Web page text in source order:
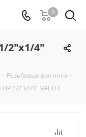
0
2"x1/4"
- Резьбовые фитинги -
1/2"x1/4" VALTEC